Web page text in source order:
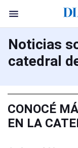
Noticias
catedral
CONOCÉ
EN LA